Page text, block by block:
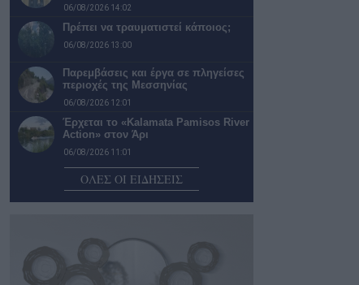
06/08/2026 14:02
Πρέπει να τραυματιστεί κάποιος;
06/08/2026 13:00
Παρεμβάσεις και έργα σε πληγείσες
περιοχές της Μεσσηνίας
06/08/2026 12:01
Έρχεται το «Kalamata Pamisos River
Action» στον Άρι
06/08/2026 11:01
Συνάντηση του περιφερειάρχη με το
Περιφερειακό Τμήμα Καλαμάτας του
δήλωσαν συμμετοχή στο
πρωτάθλημα της Α’…
06/08/2026 09:10
ΟΛΕΣ ΟΙ ΕΙΔΗΣΕΙΣ